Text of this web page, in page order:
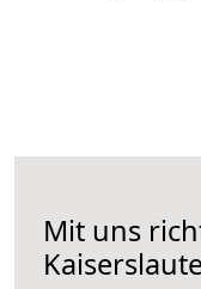
Mit uns